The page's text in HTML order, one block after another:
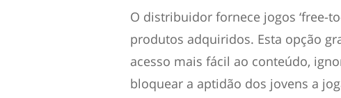
O distribuidor fornece jogos ‘free-
produtos adquiridos. Esta opção
acesso mais fácil ao conteúdo,
bloquear a aptidão dos jovens a